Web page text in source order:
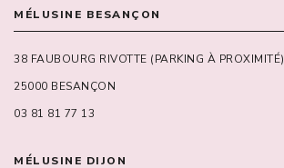
MÉLUSINE BESANÇON
38 FAUBOURG RIVOTTE (PARKING À PROXIMITÉ)
25000 BESANÇON
03 81 81 77 13
MÉLUSINE DIJON